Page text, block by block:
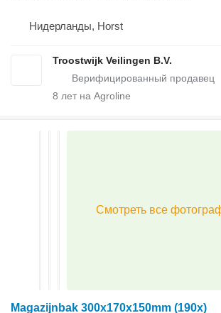
Нидерланды, Horst
Troostwijk Veilingen B.V.
8 лет на Agroline
Magazijnbak 300x170x150mm (190x)